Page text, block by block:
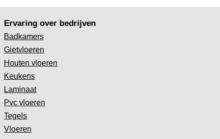
Ervaring over bedrijven
Badkamers
Gietvloeren
Houten vloeren
Keukens
Laminaat
Pvc vloeren
Tegels
Vloeren